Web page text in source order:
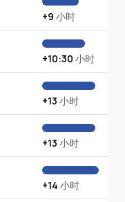
+9 小时
+10:30 小时
+13 小时
+13 小时
+14 小时